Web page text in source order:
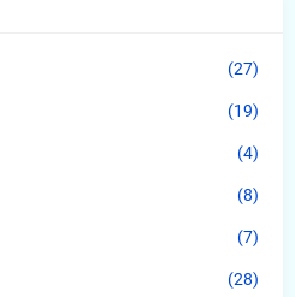
(27)
(19)
(4)
(8)
(7)
(28)